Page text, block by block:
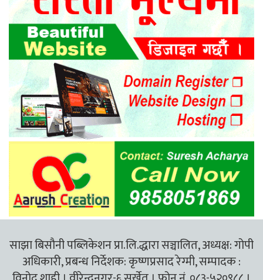
साझा बिसौनी पब्लिकेशन प्रा.लि.द्धारा सञ्चालित, अध्यक्ष: गोपी
अधिकारी, प्रबन्ध निर्देशक: कृष्णप्रसाद रेग्मी, सम्पादक :